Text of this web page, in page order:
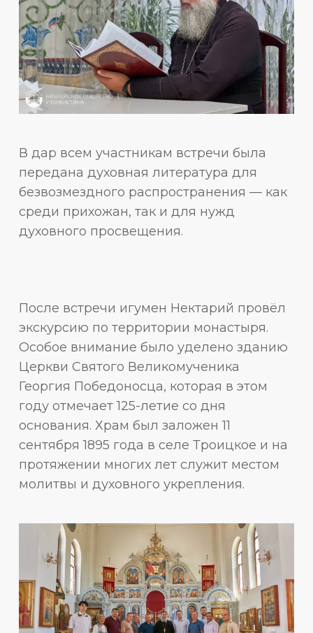
В дар всем участникам встречи была
передана духовная литература для
безвозмездного распространения — как
среди прихожан, так и для нужд
духовного просвещения.
После встречи игумен Нектарий провёл
экскурсию по территории монастыря.
Особое внимание было уделено зданию
Церкви Святого Великомученика
Георгия Победоносца, которая в этом
году отмечает 125-летие со дня
основания. Храм был заложен 11
сентября 1895 года в селе Троицкое и на
протяжении многих лет служит местом
молитвы и духовного укрепления.